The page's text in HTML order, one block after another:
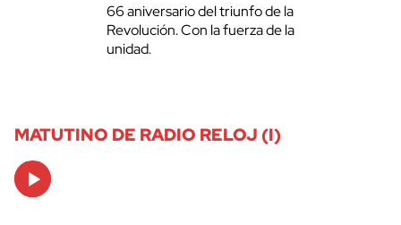
66 aniversario del triunfo de la
Revolución. Con la fuerza de la
unidad.
MATUTINO DE RADIO RELOJ (I)
Audio
Player